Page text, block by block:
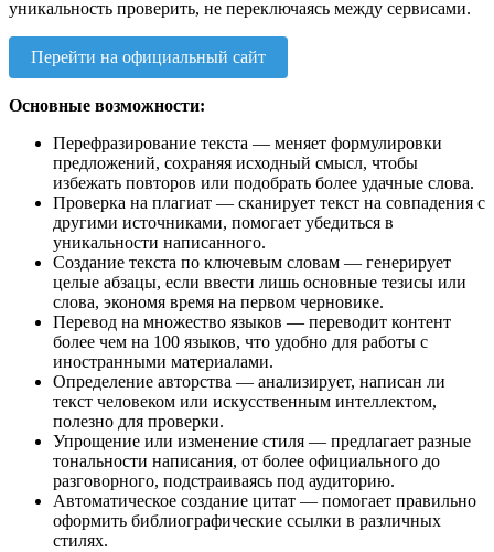
уникальность проверить, не переключаясь между сервисами.
Перейти на официальный сайт
Основные возможности:
Перефразирование текста — меняет формулировки
предложений, сохраняя исходный смысл, чтобы
избежать повторов или подобрать более удачные слова.
Проверка на плагиат — сканирует текст на совпадения с
другими источниками, помогает убедиться в
уникальности написанного.
Создание текста по ключевым словам — генерирует
целые абзацы, если ввести лишь основные тезисы или
слова, экономя время на первом черновике.
Перевод на множество языков — переводит контент
более чем на 100 языков, что удобно для работы с
иностранными материалами.
Определение авторства — анализирует, написан ли
текст человеком или искусственным интеллектом,
полезно для проверки.
Упрощение или изменение стиля — предлагает разные
тональности написания, от более официального до
разговорного, подстраиваясь под аудиторию.
Автоматическое создание цитат — помогает правильно
оформить библиографические ссылки в различных
стилях.